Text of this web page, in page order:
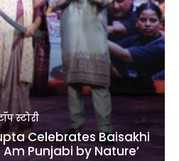
स्टोरी
Celebrates Baisakhi
Am Punjabi by Nature’